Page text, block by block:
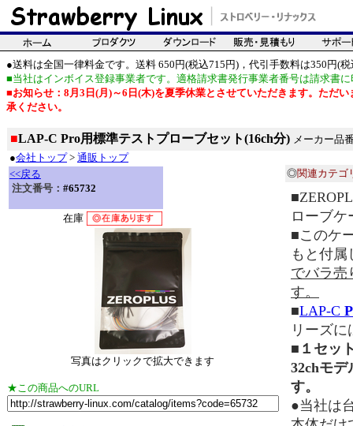
●送料は全国一律料金です。送料 650円(税込715円)，代引手数料は350円(税
■当社はインボイス登録事業者です。適格請求書発行事業者番号は請求書
■お知らせ：8月3日(月)～6日(木)を夏季休業とさせていただきます。ただ
承ください。
■LAP-C Pro用標準テストプローブセット(16ch分) メーカー品
●会社トップ> 通販トップ
<<戻る
注文番号： #65732
在庫
写真はクリックで拡大できます
★この商品へのURL
◎関連カテゴ
ローブケ
■このケ
もと付属
でバラ売
す。
■LAP-C
リーズ
■１セッ
32chモ
す。
●当社は